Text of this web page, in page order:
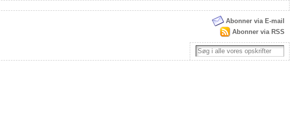
Abonner via E-mail
Abonner via RSS